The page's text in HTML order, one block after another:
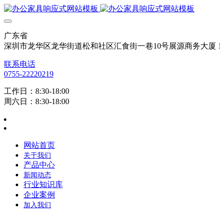
广东省
深圳市龙华区龙华街道松和社区汇食街一巷10号展源商务大厦
联系电话
0755-22220219
工作日：8:30-18:00
周六日：8:30-18:00
网站首页
关于我们
产品中心
新闻动态
行业知识库
企业案例
加入我们